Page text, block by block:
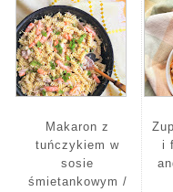
Makaron z
tuńczykiem w
sosie
śmietankowym /
i